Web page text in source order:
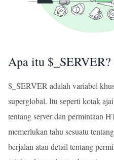
Apa itu $_SERVER?
$_SERVER adalah variabel
superglobal. Itu seperti kotak
tentang server dan permintaan
memerlukan tahu sesuatu
berjalan atau detail tentang